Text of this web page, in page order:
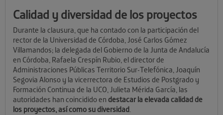
Calidad y diversidad de los proyectos
Durante la clausura, que ha contado con la participación del
rector de la Universidad de Córdoba, José Carlos Gómez
Villamandos; la delegada del Gobierno de la Junta de Andalucía
en Córdoba, Rafaela Crespín Rubio, el director de
Administraciones Públicas Territorio Sur-Telefónica, Joaquín
Segovia Alonso y la vicerrectora de Estudios de Postgrado y
Formación Continua de la UCO, Julieta Mérida García, las
autoridades han coincidido en destacar la elevada calidad de
los proyectos, así como su diversidad.